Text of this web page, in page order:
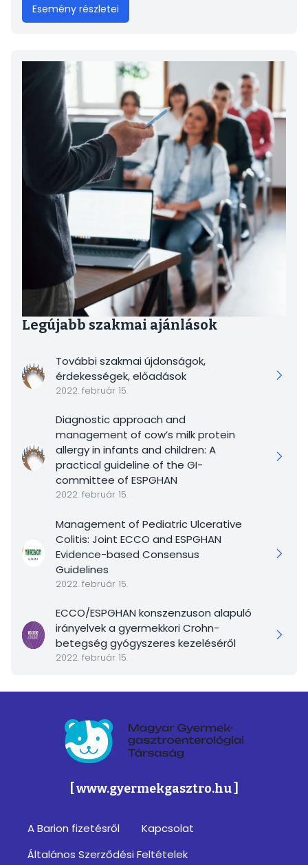
Esemény részletei
Legújabb szakmai ajánlások
További szakmai újdonságok,
érdekességek, előadások
2022. február 15.
Diagnostic approach and
management of cow’s milk protein
allergy in infants and children: A
practical guideline of the GI-
committee of ESPGHAN
2022. február 15.
Management of Pediatric Ulcerative
Colitis: Joint ECCO and ESPGHAN
Evidence-based Consensus
Guidelines
2022. február 15.
ECCO/ESPGHAN konszenzuson alapuló
irányelvek a gyermekkori Crohn-
betegség gyógyszeres kezeléséről
2022. február 15.
[ www.gyermekgasztro.hu ]
A Barion fizetésről
Kapcsolat
Általános Szerződési Feltételek